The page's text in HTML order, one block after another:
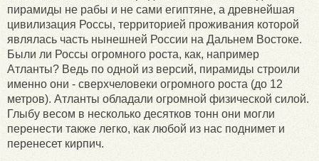
пирамиды не рабы и не сами египтяне, а древнейшая
цивилизация Россы, территорией проживания которой
являлась часть нынешней России на Дальнем Востоке.
Были ли Россы огромного роста, как, например
Атланты? Ведь по одной из версий, пирамиды строили
именно они - сверхчеловеки огромного роста (до 12
метров). Атланты обладали огромной физической силой.
Глыбу весом в несколько десятков тонн они могли
перенести также легко, как любой из нас поднимет и
перенесет кирпич.